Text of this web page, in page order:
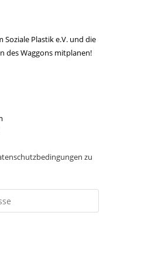
Soziale Plastik e.V. und die
des Waggons mitplanen!
zu